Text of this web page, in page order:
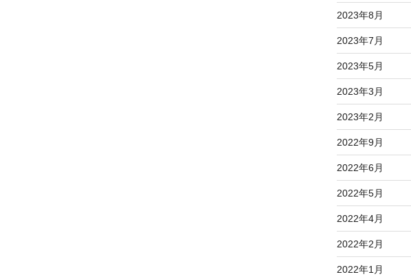
2023年8月
2023年7月
2023年5月
2023年3月
2023年2月
2022年9月
2022年6月
2022年5月
2022年4月
2022年2月
2022年1月